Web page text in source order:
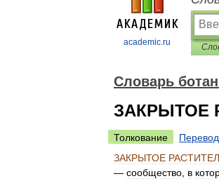
academic.ru
Словарь
ЗАКРЫТОЕ
Толкование
Перевод
ЗАКРЫТОЕ
— сообщество в